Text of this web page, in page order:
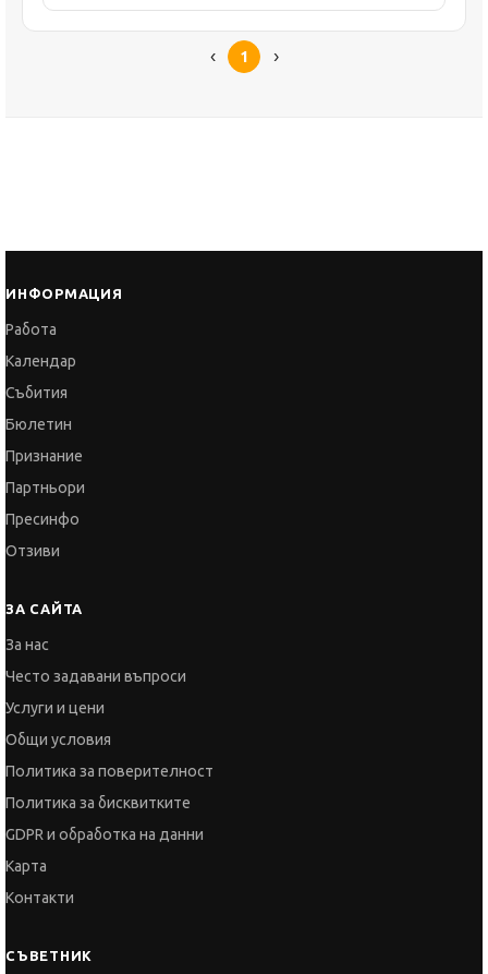
1
Събития
Бюлетин
Признание
Партньори
Пресинфо
Отзиви
ЗА САЙТА
За нас
Услуги и цени
Общи условия
Политика за поверителност
Политика за бисквитките
GDPR и обработка на данни
Карта
Контакти
СЪВЕТНИК
Автобиографията
Интервю за работа